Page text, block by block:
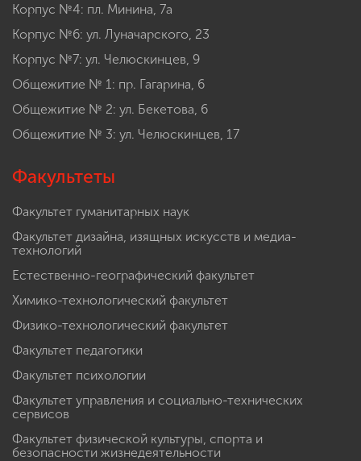
Корпус №4: пл. Минина, 7а
Корпус №6: ул. Луначарского, 23
Корпус №7: ул. Челюскинцев, 9
Общежитие № 1: пр. Гагарина, 6
Общежитие № 2: ул. Бекетова, 6
Общежитие № 3: ул. Челюскинцев, 17
Факультеты
Факультет гуманитарных наук
Факультет дизайна, изящных искусств и медиа-
технологий
Естественно-географический факультет
Химико-технологический факультет
Физико-технологический факультет
Факультет педагогики
Факультет психологии
Факультет управления и социально-технических
сервисов
Факультет физической культуры, спорта и
безопасности жизнедеятельности